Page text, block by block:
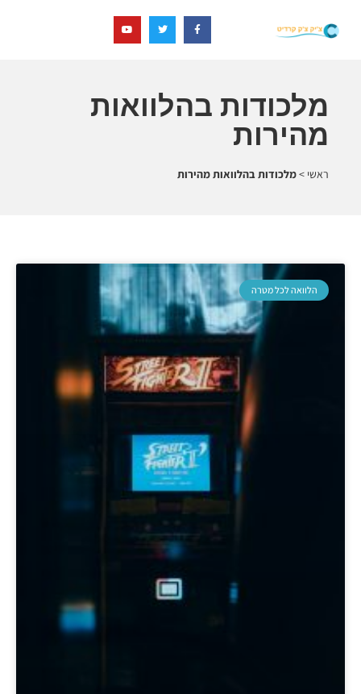
מלכודות בהלוואות
מהירות
ראשי >מלכודות בהלוואות מהירות
הלוואה לכל מטרה